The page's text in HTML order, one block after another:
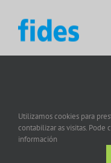
Utilizamos cookies para
contabilizar as visitas. Pode
información